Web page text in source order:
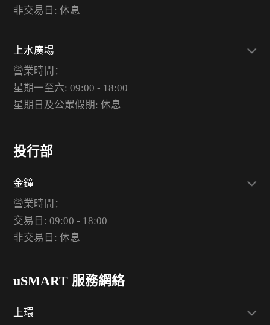
非交易日: 休息
上水廣場
營業時間：
星期一至六: 09:00 - 18:00
星期日及公眾假期: 休息
投行部
金鐘
營業時間：
交易日: 09:00 - 18:00
非交易日: 休息
uSMART 服務網絡
上環